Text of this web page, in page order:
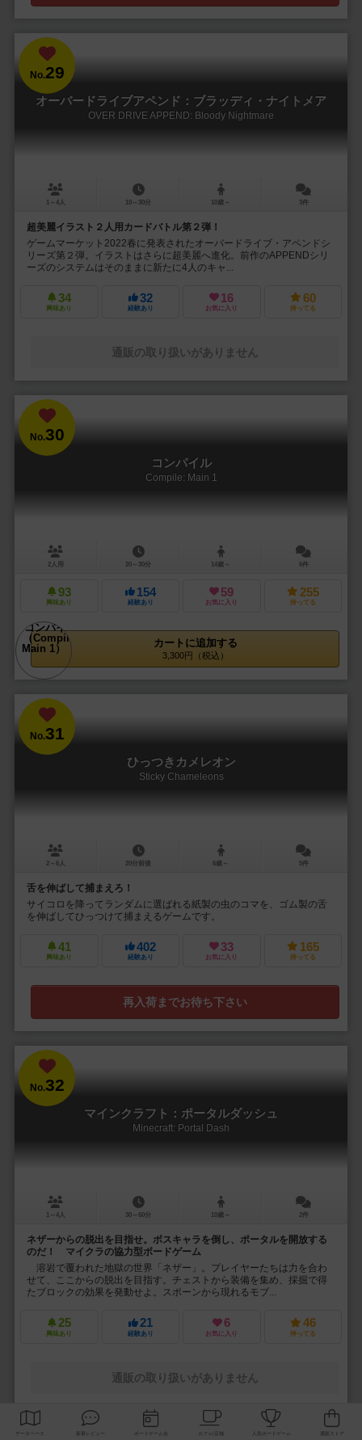
No.29
オーバードライブアペンド：ブラッディ・ナイトメア
OVER DRIVE APPEND: Bloody Nightmare
1～4人 10～30分 10歳～ 3件
超美麗イラスト２人用カードバトル第２弾！
ゲームマーケット2022春に発表されたオーバードライブ・アペンドシ
リーズ第２弾。イラストはさらに超美麗へ進化。前作のAPPENDシリ
ーズのシステムはそのままに新たに4人のキャ...
34
興味あり
32
経験あり
16
お気に入り
60
持ってる
通販の取り扱いがありません
No.30
コンパイル
Compile: Main 1
2人用 20～30分 14歳～ 6件
93
興味あり
154
経験あり
59
お気に入り
255
持ってる
カートに追加する
3,300円（税込）
No.31
ひっつきカメレオン
Sticky Chameleons
2～6人 20分前後 6歳～ 5件
舌を伸ばして捕まえろ！
サイコロを降ってランダムに選ばれる紙製の虫のコマを、ゴム製の舌
を伸ばしてひっつけて捕まえるゲームです。
41
興味あり
402
経験あり
33
お気に入り
165
持ってる
再入荷までお待ち下さい
No.32
マインクラフト：ポータルダッシュ
Minecraft: Portal Dash
1～4人 30～60分 10歳～ 2件
ネザーからの脱出を目指せ。ボスキャラを倒し、ポータルを開放する
のだ！ マイクラの協力型ボードゲーム
溶岩で覆われた地獄の世界「ネザー」。プレイヤーたちは力を合わ
せて、ここからの脱出を目指す。チェストから装備を集め、採掘で得
たブロックの効果を発動せよ。スポーンから現れるモブ...
25
興味あり
21
経験あり
6
お気に入り
46
持ってる
通販の取り扱いがありません